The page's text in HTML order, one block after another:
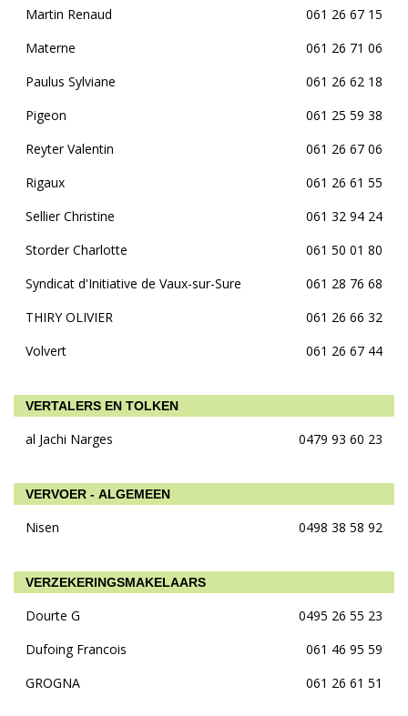
Martin Renaud
061 26 67 15
Materne
061 26 71 06
Paulus Sylviane
061 26 62 18
Pigeon
061 25 59 38
Reyter Valentin
061 26 67 06
Rigaux
061 26 61 55
Sellier Christine
061 32 94 24
Storder Charlotte
061 50 01 80
Syndicat d'Initiative de Vaux-sur-Sure
061 28 76 68
THIRY OLIVIER
061 26 66 32
Volvert
061 26 67 44
VERTALERS EN TOLKEN
al Jachi Narges 0479 93 60 23
VERVOER - ALGEMEEN
Nisen 0498 38 58 92
VERZEKERINGSMAKELAARS
Dourte G
0495 26 55 23
Dufoing Francois
061 46 95 59
GROGNA
061 26 61 51